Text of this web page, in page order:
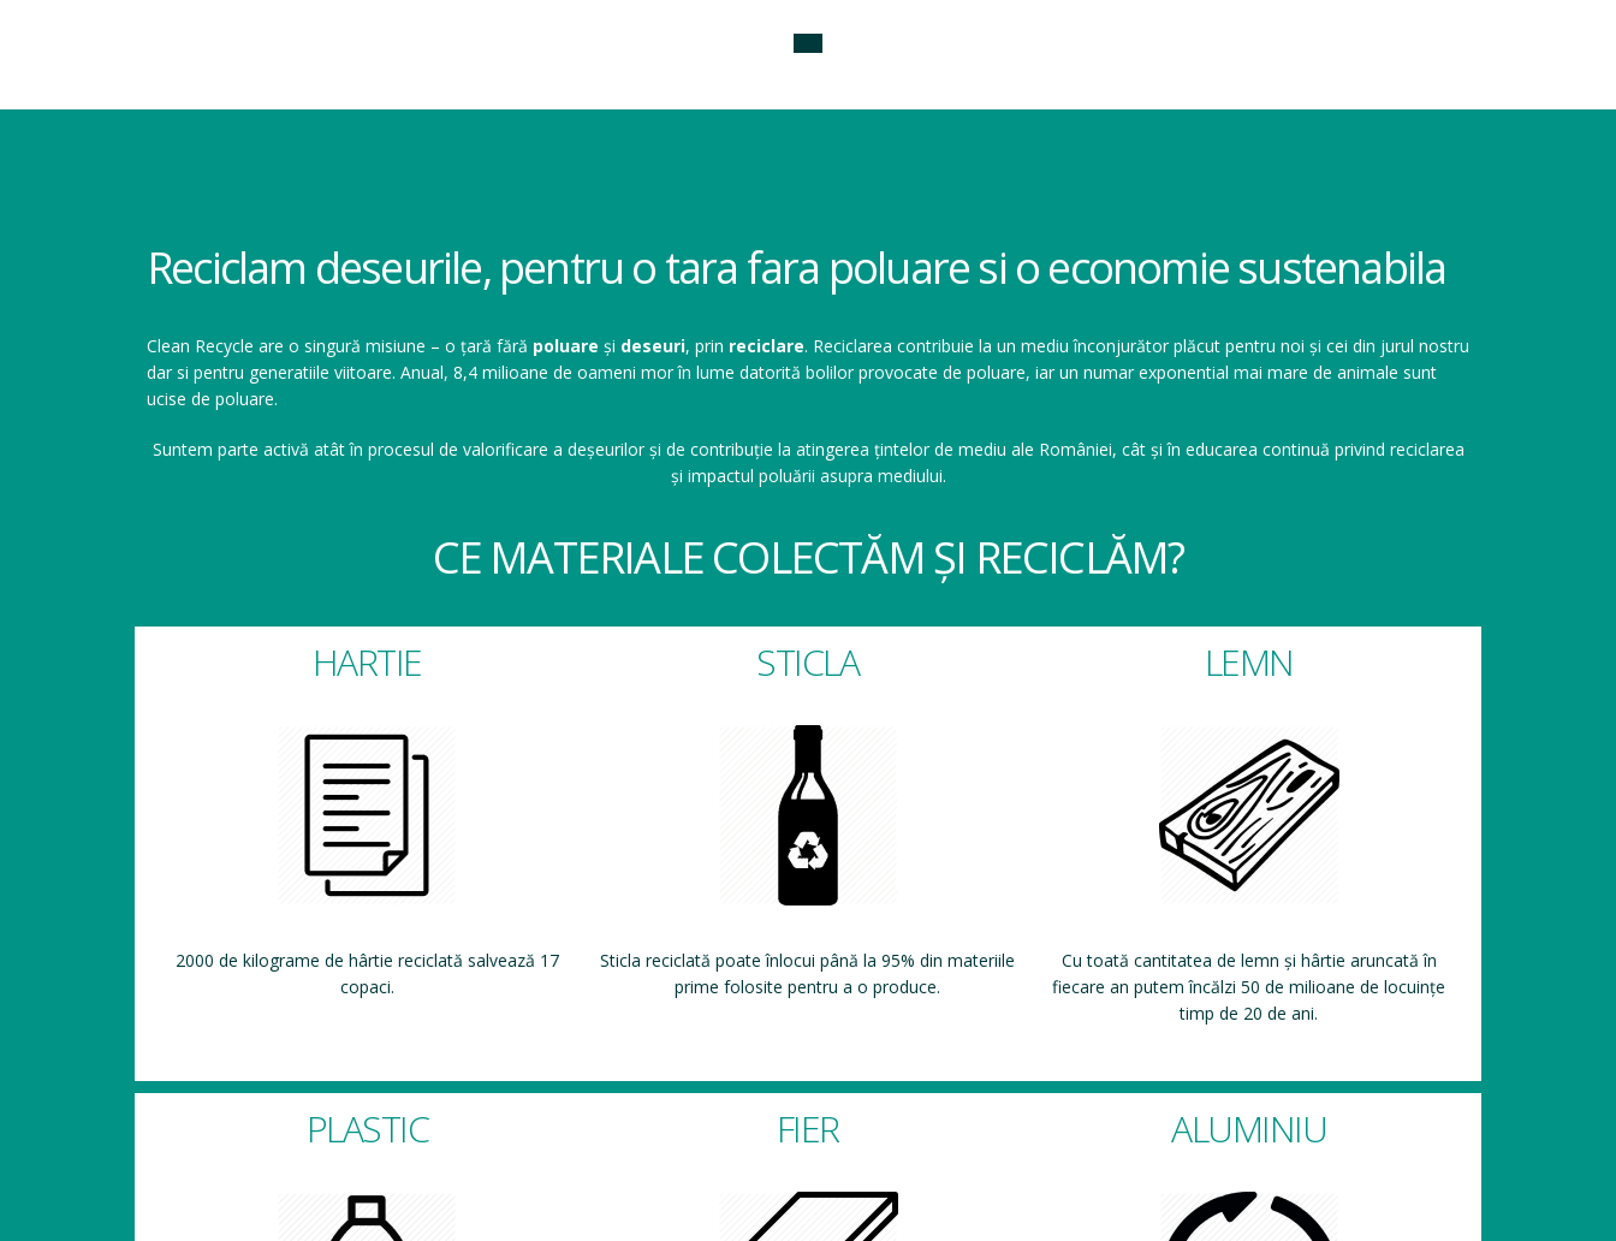
Reciclam deseurile, pentru o tara fara poluare si o economie sustenabila
Clean Recycle are o singură misiune – o țară fără poluare și deseuri, prin reciclare. Reciclarea contribuie la un mediu înconjurător plăcut pentru noi și cei din jurul nostru
dar si pentru generatiile viitoare. Anual, 8,4 milioane de oameni mor în lume datorită bolilor provocate de poluare, iar un numar exponential mai mare de animale sunt
ucise de poluare.
Suntem parte activă atât în procesul de valorificare a deșeurilor și de contribuție la atingerea țintelor de mediu ale României, cât și în educarea continuă privind reciclarea
și impactul poluării asupra mediului.
CE MATERIALE COLECTĂM ȘI RECICLĂM?
HARTIE
2000 de kilograme de hârtie reciclată salvează 17
copaci.
STICLA
Sticla reciclată poate înlocui până la 95% din materiile
prime folosite pentru a o produce.
LEMN
Cu toată cantitatea de lemn și hârtie aruncată în
fiecare an putem încălzi 50 de milioane de locuințe
timp de 20 de ani.
PLASTIC FIER ALUMINIU